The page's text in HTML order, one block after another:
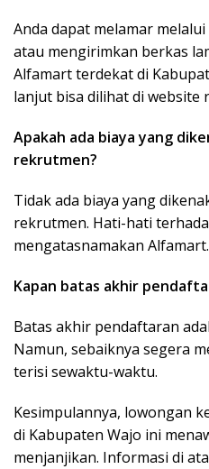
Anda dapat melamar
atau mengirimkan berkas
Alfamart terdekat di
lanjut bisa dilihat di website
Apakah ada biaya yang
rekrutmen?
Tidak ada biaya yang
rekrutmen. Hati-hati
mengatasnamakan Alfamart.
Kapan batas akhir
Batas akhir pendaftaran
Namun, sebaiknya segera
terisi sewaktu-waktu.
Kesimpulannya, lowongan
di Kabupaten Wajo ini
menjanjikan. Informasi di